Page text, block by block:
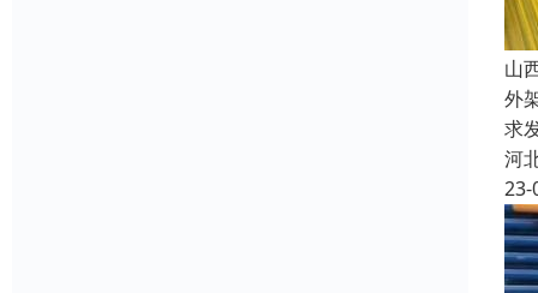
山
外
求
河
23-